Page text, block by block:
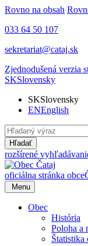
Rovno na obsah
033 64 50 107
sekretariat@cataj.sk
Zjednodušená verzia
SKSlovensky
SKSlovensky
ENEnglish
Hľadať
rozšírené
oficiálna stránka obce
Menu
Obec
História
Poloha a
Štatistika